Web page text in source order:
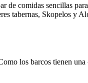
comidas sencillas
tabernas, Skopelos y
los barcos tienen